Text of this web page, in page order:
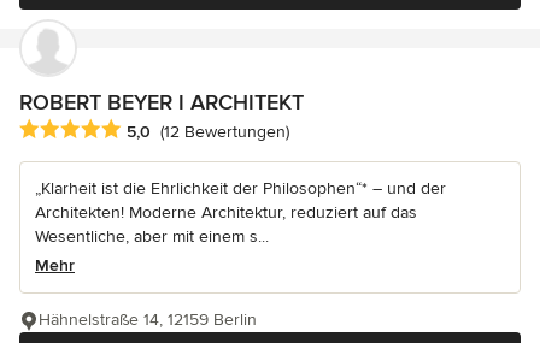
ROBERT BEYER I ARCHITEKT
Durchschnittliche Bewertung: 5 von 5 Sternen
5,0 (12 Bewertungen)
„Klarheit ist die Ehrlichkeit der Philosophen“* – und der
Architekten! Moderne Architektur, reduziert auf das
Wesentliche, aber mit einem s...
Mehr
Hähnelstraße 14, 12159 Berlin